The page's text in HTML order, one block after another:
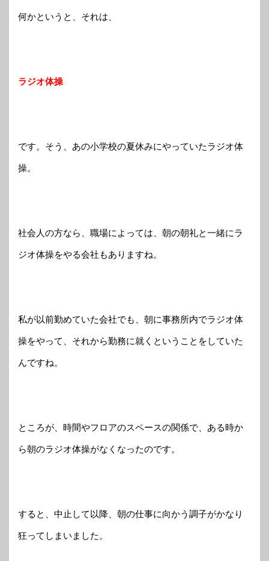
何かというと、それは、
ラジオ体操
です。そう、あの小学校の夏休みにやっていたラジオ体
操。
社会人の方なら、職場によっては、朝の朝礼と一緒にラ
ジオ体操をやる会社もありますね。
私が以前勤めていた会社でも、朝に事務所内でラジオ体
操をやって、それから勤務に就くということをしていた
んですね。
ところが、時間やフロアのスペースの関係で、ある時か
ら朝のラジオ体操がなくなったのです。
すると、中止して以降、朝の仕事に向かう調子がかなり
狂ってしまいました。